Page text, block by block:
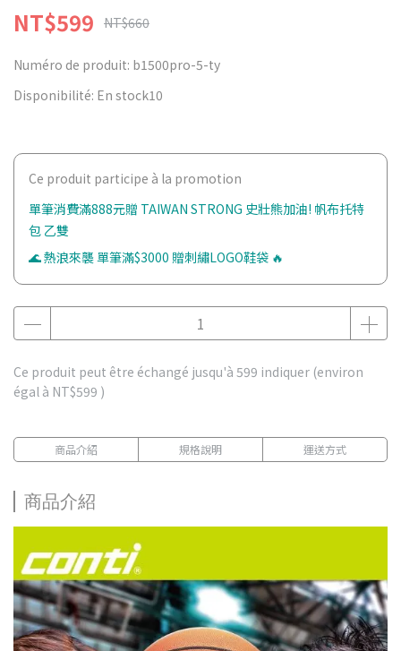
NT$599 NT$660
Numéro de produit: b1500pro-5-ty
Disponibilité: En stock10
Ce produit participe à la promotion
單筆消費滿888元贈 TAIWAN STRONG 史壯熊加油! 帆布托特
包 乙雙
🌊 熱浪來襲 單筆滿$3000 贈刺繡LOGO鞋袋 🔥
Ce produit peut être échangé jusqu'à 599 indiquer (environ
égal à NT$599 )
商品介紹 規格說明 運送方式
商品介紹